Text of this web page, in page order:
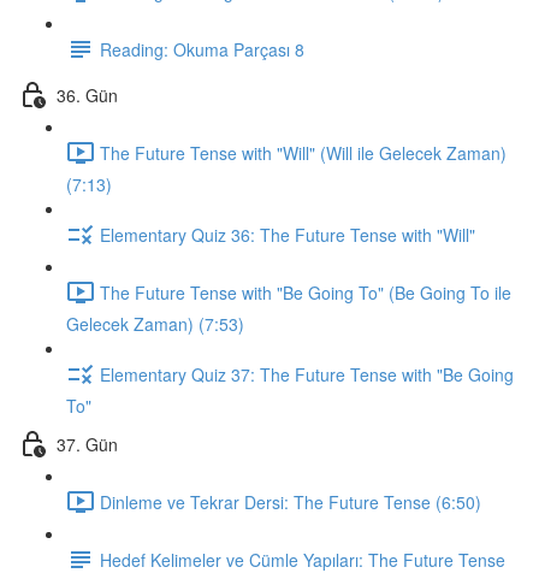
Reading: Okuma Parçası 8
36. Gün
The Future Tense with "Will" (Will ile Gelecek Zaman)
(7:13)
Elementary Quiz 36: The Future Tense with "Will"
The Future Tense with "Be Going To" (Be Going To ile
Gelecek Zaman) (7:53)
Elementary Quiz 37: The Future Tense with "Be Going
To"
37. Gün
Dinleme ve Tekrar Dersi: The Future Tense (6:50)
Hedef Kelimeler ve Cümle Yapıları: The Future Tense